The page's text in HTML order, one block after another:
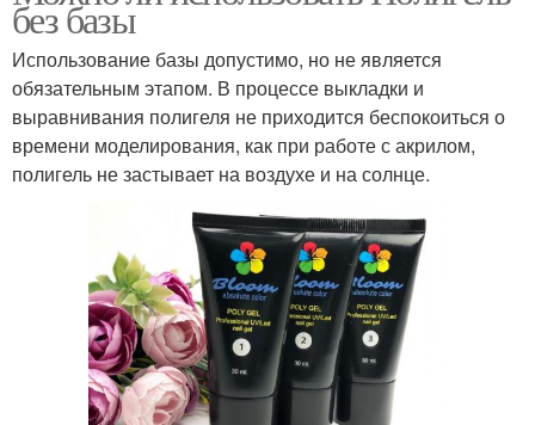
без базы
Использование базы допустимо, но не является
обязательным этапом. В процессе выкладки и
выравнивания полигеля не приходится беспокоиться о
времени моделирования, как при работе с акрилом,
полигель не застывает на воздухе и на солнце.